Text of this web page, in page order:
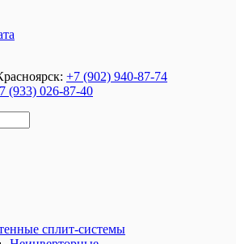
+7 (902) 940-87-74
(933) 026-87-40
сплит-системы